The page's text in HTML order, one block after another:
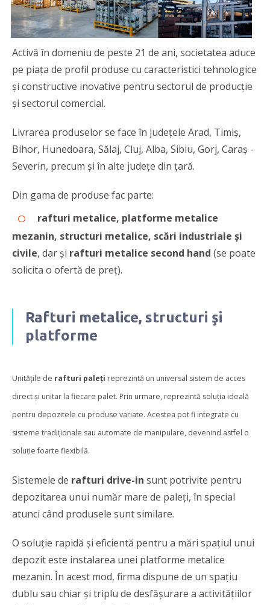
Activă în domeniu de peste 21 de ani, societatea aduce
pe piața de profil produse cu caracteristici tehnologice
și constructive inovative pentru sectorul de producție
și sectorul comercial.
Livrarea produselor se face în județele Arad, Timiș,
Bihor, Hunedoara, Sălaj, Cluj, Alba, Sibiu, Gorj, Caraș -
Severin, precum și în alte județe din țară.
Din gama de produse fac parte:
rafturi metalice, platforme metalice
mezanin, structuri metalice, scări industriale și
civile, dar și rafturi metalice second hand (se poate
solicita o ofertă de preț).
Rafturi metalice, structuri şi
platforme
Unitățile de rafturi paleți reprezintă un universal sistem de acces
direct și unitar la fiecare palet. Prin urmare, reprezintă soluția ideală
pentru depozitele cu produse variate. Acestea pot fi integrate cu
sisteme tradiționale sau automate de manipulare, devenind astfel o
soluție foarte flexibilă.
Sistemele de rafturi drive-in sunt potrivite pentru
depozitarea unui număr mare de paleți, în special
atunci când produsele sunt similare.
O soluţie rapidă şi eficientă pentru a mări spaţiul unui
depozit este instalarea unei platforme metalice
mezanin. În acest mod, firma dispune de un spaţiu
dublu sau chiar şi triplu de desfăşurare a activităţiilor